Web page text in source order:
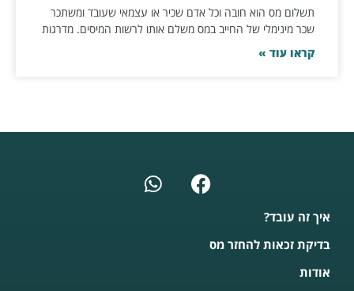
תשלום מס הוא חובה וכל אדם שכיר או עצמאי שעובד ומשתכר
שכר מינימלי של החייב במס משלם אותו לרשות המיסים. מדרגות
קראו עוד »
איך זה עובד?
בדיקת זכאות להחזר מס
אודות